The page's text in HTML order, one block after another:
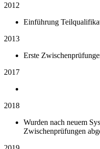
2012
Einführung
2013
Erste
2017
2018
Wurden nach neuem
Zwischenprüfungen